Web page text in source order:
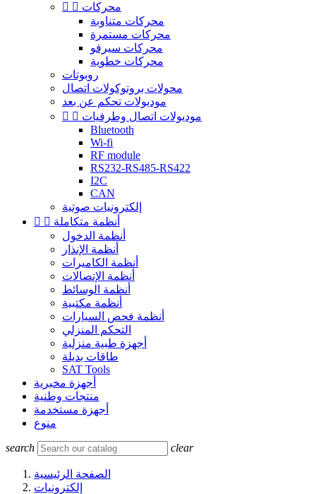
  محركات
محركات متناوبة
محركات مستمرة
محركات سيرفو
محركات خطوية
روبوتات
محولات بروتوكولات اتصال
موديولات تحكم عن بعد
  موديولات اتصال وطرفيات
Bluetooth
Wi-fi
RF module
RS232-RS485-RS422
I2C
CAN
إلكترونيات صوتية
  أنظمة متكاملة
أنظمة الدخول
أنظمة الإنذار
أنظمة الكاميرات
أنظمة الإتصالات
أنظمة الوسائط
أنظمة مكتبية
أنظمة فحص السيارات
التحكم المنزلي
أجهزة طبية منزلية
طاقات بديلة
SAT Tools
أجهزة مخبرية
منتجات وطنية
أجهزة مستخدمة
منوع
search clear
الصفحة الرئيسية
إلكترونيات